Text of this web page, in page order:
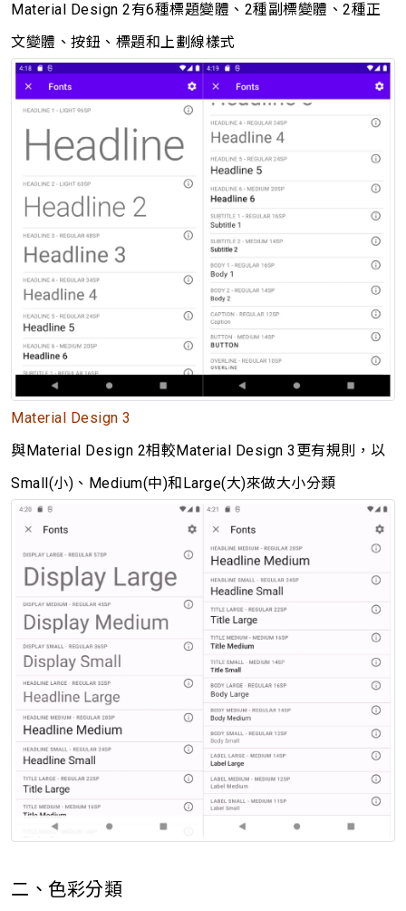
Material Design 2有6種標題變體、2種副標變體、2種正
文變體、按鈕、標題和上劃線樣式
Material Design 3
與Material Design 2相較Material Design 3更有規則，以
Small(小)、Medium(中)和Large(大)來做大小分類
二、色彩分類